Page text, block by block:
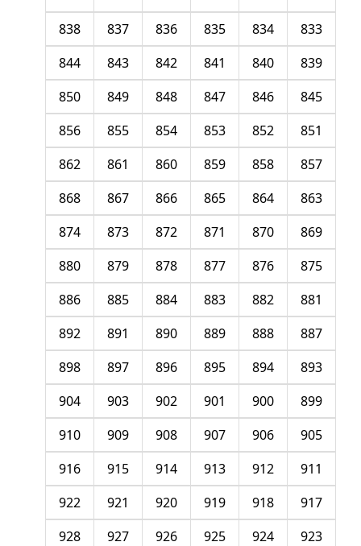
833
834
835
836
837
838
839
840
841
842
843
844
845
846
847
848
849
850
851
852
853
854
855
856
857
858
859
860
861
862
863
864
865
866
867
868
869
870
871
872
873
874
875
876
877
878
879
880
881
882
883
884
885
886
887
888
889
890
891
892
893
894
895
896
897
898
899
900
901
902
903
904
905
906
907
908
909
910
911
912
913
914
915
916
917
918
919
920
921
922
923
924
925
926
927
928